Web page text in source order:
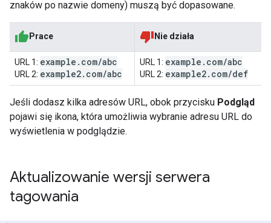
znaków po nazwie domeny) muszą być dopasowane.
Prace Nie działa
URL 1: example . com/abc
URL 2: example2. com/abc
URL 1: example . com/abc
URL 2: example2. com/def
Jeśli dodasz kilka adresów URL, obok przycisku Podgląd
pojawi się ikona, która umożliwia wybranie adresu URL do
wyświetlenia w podglądzie.
Aktualizowanie wersji serwera
tagowania